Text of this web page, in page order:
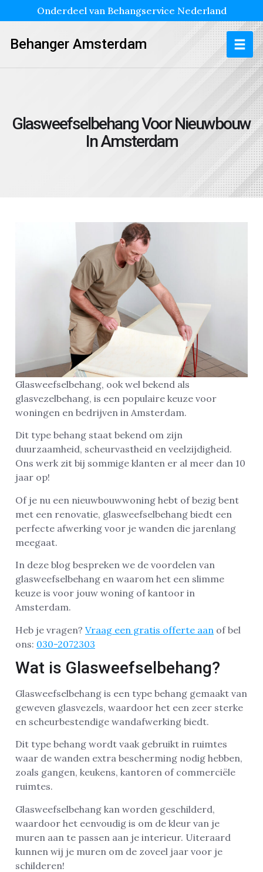
Onderdeel van Behangservice Nederland
Behanger Amsterdam
Glasweefselbehang Voor Nieuwbouw
In Amsterdam
Glasweefselbehang, ook wel bekend als
glasvezelbehang, is een populaire keuze voor
woningen en bedrijven in Amsterdam.
Dit type behang staat bekend om zijn
duurzaamheid, scheurvastheid en veelzijdigheid.
Ons werk zit bij sommige klanten er al meer dan 10
jaar op!
Of je nu een nieuwbouwwoning hebt of bezig bent
met een renovatie, glasweefselbehang biedt een
perfecte afwerking voor je wanden die jarenlang
meegaat.
In deze blog bespreken we de voordelen van
glasweefselbehang en waarom het een slimme
keuze is voor jouw woning of kantoor in
Amsterdam.
Heb je vragen? Vraag een gratis offerte aan of bel
ons: 030-2072303
Wat is Glasweefselbehang?
Glasweefselbehang is een type behang gemaakt van
geweven glasvezels, waardoor het een zeer sterke
en scheurbestendige wandafwerking biedt.
Dit type behang wordt vaak gebruikt in ruimtes
waar de wanden extra bescherming nodig hebben,
zoals gangen, keukens, kantoren of commerciële
ruimtes.
Glasweefselbehang kan worden geschilderd,
waardoor het eenvoudig is om de kleur van je
muren aan te passen aan je interieur. Uiteraard
kunnen wij je muren om de zoveel jaar voor je
schilderen!